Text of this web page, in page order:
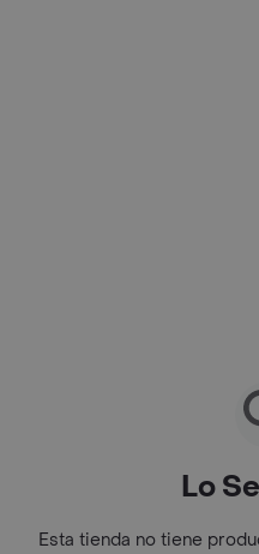
Lo
Esta tienda no tiene